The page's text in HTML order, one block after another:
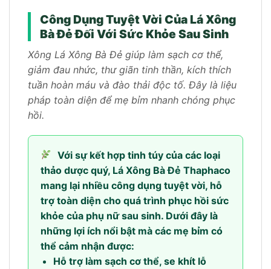
Công Dụng Tuyệt Vời Của Lá Xông
Bà Đẻ Đối Với Sức Khỏe Sau Sinh
Xông Lá Xông Bà Đẻ giúp làm sạch cơ thể,
giảm đau nhức, thư giãn tinh thần, kích thích
tuần hoàn máu và đào thải độc tố. Đây là liệu
pháp toàn diện để mẹ bỉm nhanh chóng phục
hồi.
Với sự kết hợp tinh túy của các loại
thảo dược quý, Lá Xông Bà Đẻ Thaphaco
mang lại nhiều công dụng tuyệt vời, hỗ
trợ toàn diện cho quá trình phục hồi sức
khỏe của phụ nữ sau sinh. Dưới đây là
những lợi ích nổi bật mà các mẹ bỉm có
thể cảm nhận được:
Hỗ trợ làm sạch cơ thể, se khít lỗ